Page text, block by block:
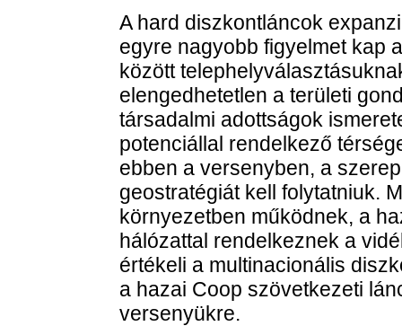
A hard diszkontláncok
egyre nagyobb figyelmet kap
között
elengedhetetlen a területi
társadalmi adottságok
potenciállal rendelkező
ebben a versenyben, a
geostratégiát kell folytatniuk.
környezetben működnek, a
hálózattal rendelkeznek a
értékeli a multinacionális
a hazai Coop szövetkezeti
versenyükre.